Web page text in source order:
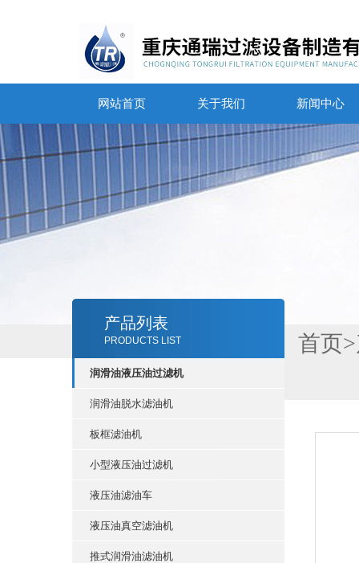
网站首页 关于我们 新闻中心
产品列表
PRODUCTS LIST
润滑油液压油过滤机
润滑油脱水滤油机
板框滤油机
小型液压油过滤机
液压油滤油车
液压油真空滤油机
推式润滑油滤油机
首页>